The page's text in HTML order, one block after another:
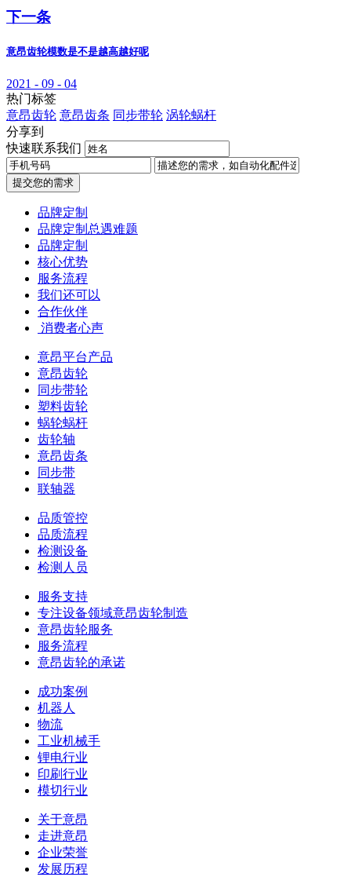
下一条
意昂齿轮模数是不是越高越好呢
2021 - 09 - 04
热门标签
意昂齿轮 意昂齿条 同步带轮 涡轮蜗杆
分享到
快速联系我们
提交您的需求
品牌定制
品牌定制总遇难题
品牌定制
核心优势
服务流程
我们还可以
合作伙伴
​ 消费者心声
意昂平台产品
意昂齿轮
同步带轮
塑料齿轮
蜗轮蜗杆
齿轮轴
意昂齿条
同步带
联轴器
品质管控
品质流程
检测设备
检测人员
服务支持
专注设备领域意昂齿轮制造
意昂齿轮服务
服务流程
意昂齿轮的承诺
成功案例
机器人
物流
工业机械手
锂电行业
印刷行业
模切行业
关于意昂
走进意昂
企业荣誉
发展历程